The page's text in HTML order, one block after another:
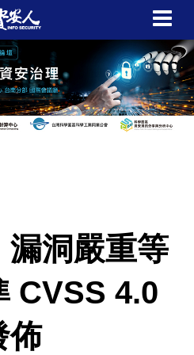
漏洞嚴重等
CVSS 4.0
佈